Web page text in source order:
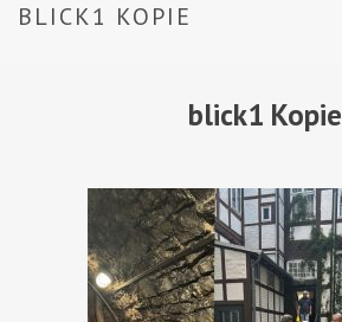
BLICK1 KOPIE
blick1 Kopie